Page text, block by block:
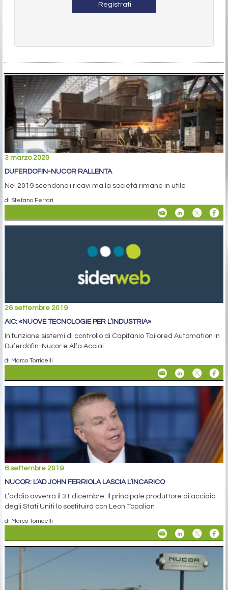
Registrati
3 marzo 2020
DUFERDOFIN-NUCOR RALLENTA
Nel 2019 scendono i ricavi ma la società rimane in utile
di Stefano Ferrari
26 settembre 2019
AIC: «NUOVE TECNOLOGIE PER L’INDUSTRIA»
In funzione sistemi di controllo di Capitanio Tailored Automation in
Duferdofin-Nucor e Alfa Acciai
di Marco Torricelli
6 settembre 2019
NUCOR: L’AD JOHN FERRIOLA LASCIA L’INCARICO
L’addio avverrà il 31 dicembre. Il principale produttore di acciaio
degli Stati Uniti lo sostituirà con Leon Topalian
di Marco Torricelli